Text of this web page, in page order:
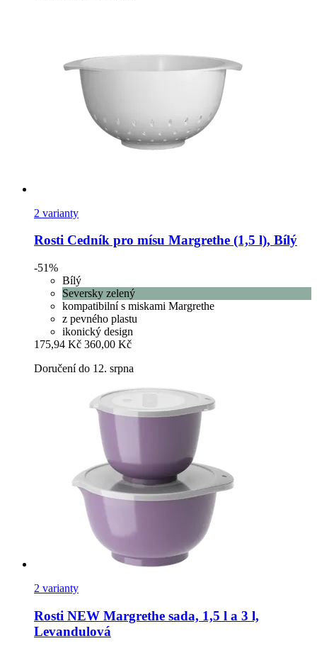
2 varianty
Rosti Cedník pro mísu Margrethe (1,5 l), Bílý
-51%
Bílý
Seversky zelený
kompatibilní s miskami Margrethe
z pevného plastu
ikonický design
175,94 Kč 360,00 Kč
Doručení do 12. srpna
2 varianty
Rosti NEW Margrethe sada, 1,5 l a 3 l,
Levandulová